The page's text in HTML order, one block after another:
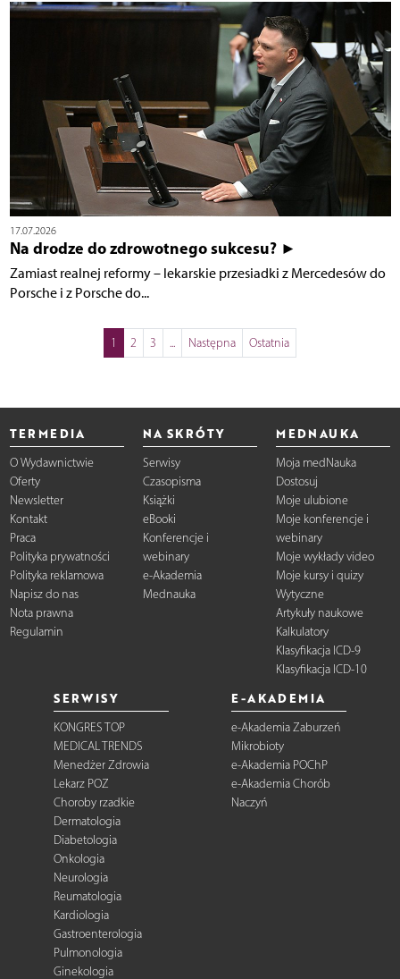
17.07.2026
Na drodze do zdrowotnego sukcesu? ►
Zamiast realnej reformy – lekarskie przesiadki z Mercedesów do
Porsche i z Porsche do...
1 2 3 ... Następna Ostatnia
TERMEDIA
O Wydawnictwie
Oferty
Newsletter
Kontakt
Praca
Polityka prywatności
Polityka reklamowa
Napisz do nas
Nota prawna
Regulamin
NA SKRÓTY
Serwisy
Czasopisma
Książki
eBooki
Konferencje i
webinary
e-Akademia
Mednauka
MEDNAUKA
Moja medNauka
Dostosuj
Moje ulubione
Moje konferencje i
webinary
Moje wykłady video
Moje kursy i quizy
Wytyczne
Artykuły naukowe
Kalkulatory
Klasyfikacja ICD-9
Klasyfikacja ICD-10
SERWISY
KONGRES TOP
MEDICAL TRENDS
Menedżer Zdrowia
Lekarz POZ
Choroby rzadkie
Dermatologia
Diabetologia
Onkologia
Neurologia
Reumatologia
Kardiologia
Gastroenterologia
Pulmonologia
Ginekologia
E-AKADEMIA
e-Akademia Zaburzeń
Mikrobioty
e-Akademia POChP
e-Akademia Chorób
Naczyń